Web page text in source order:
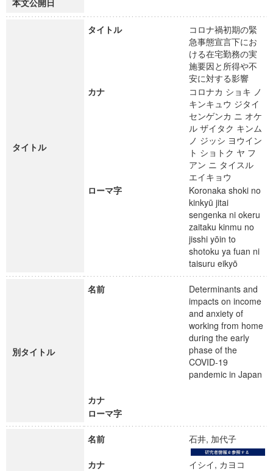
本文公開日
タイトル
タイトル
コロナ禍初期の緊
急事態宣言下にお
ける在宅勤務の実
施要因と所得や不
安に対する影響
カナ
コロナカ ショキ ノ
キンキュウ ジタイ
センゲンカ ニ オケ
ル ザイタク キンム
ノ ジッシ ヨウイン
ト ショトク ヤ フ
アン ニ タイスル
エイキョウ
ローマ字
Koronaka shoki no
kinkyū jitai
sengenka ni okeru
zaitaku kinmu no
jisshi yōin to
shotoku ya fuan ni
taisuru eikyō
別タイトル
名前
Determinants and
impacts on income
and anxiety of
working from home
during the early
phase of the
COVID-19
pandemic in Japan
カナ
ローマ字
名前 石井, 加代子
カナ
イシイ, カヨコ